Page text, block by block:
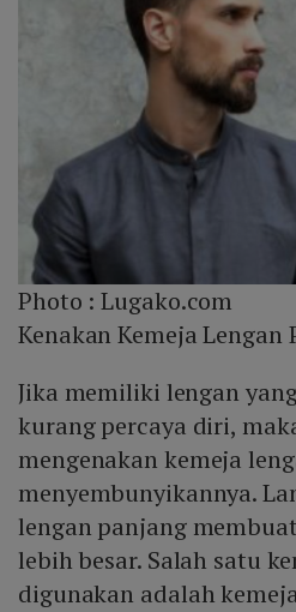
Photo :Lugako.com
Kenakan Kemeja Lengan
Jika memiliki lengan
kurang percaya diri,
mengenakan kemeja
menyembunyikannya.
lengan panjang
lebih besar. Salah satu
digunakan adalah